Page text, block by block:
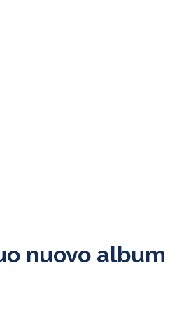
nuovo album